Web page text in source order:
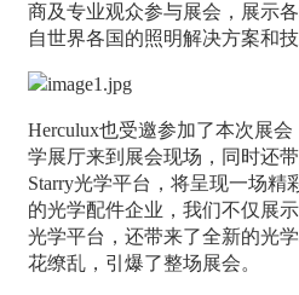
商及专业观众参与展会，展示
自世界各国的照明解决方案和技
Herculux也受邀参加了本次展
学展厅来到展会现场，同时还
Starry光学平台，将呈现一场精
的光学配件企业，我们不仅展
光学平台，还带来了全新的光
花缭乱，引爆了整场展会。